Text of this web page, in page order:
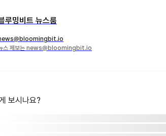
루밍비트 뉴스룸
스 제보는 news@bloomingbit.io
보시나요?